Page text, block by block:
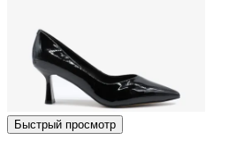
Быстрый просмотр